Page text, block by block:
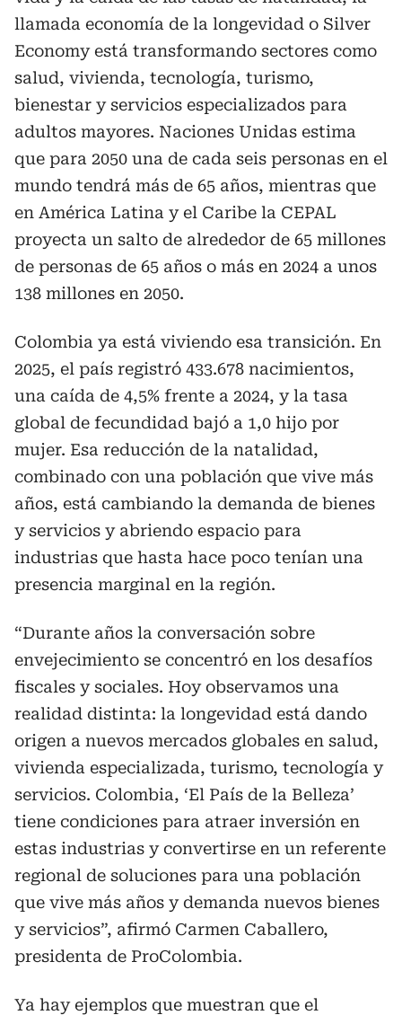
llamada economía de la longevidad o Silver
Economy está transformando sectores como
salud, vivienda, tecnología, turismo,
bienestar y servicios especializados para
adultos mayores. Naciones Unidas estima
que para 2050 una de cada seis personas en el
mundo tendrá más de 65 años, mientras que
en América Latina y el Caribe la CEPAL
proyecta un salto de alrededor de 65 millones
de personas de 65 años o más en 2024 a unos
138 millones en 2050.
Colombia ya está viviendo esa transición. En
2025, el país registró 433.678 nacimientos,
una caída de 4,5% frente a 2024, y la tasa
global de fecundidad bajó a 1,0 hijo por
mujer. Esa reducción de la natalidad,
combinado con una población que vive más
años, está cambiando la demanda de bienes
y servicios y abriendo espacio para
industrias que hasta hace poco tenían una
presencia marginal en la región.
“Durante años la conversación sobre
envejecimiento se concentró en los desafíos
fiscales y sociales. Hoy observamos una
realidad distinta: la longevidad está dando
origen a nuevos mercados globales en salud,
vivienda especializada, turismo, tecnología y
servicios. Colombia, ‘El País de la Belleza’
tiene condiciones para atraer inversión en
estas industrias y convertirse en un referente
regional de soluciones para una población
que vive más años y demanda nuevos bienes
y servicios”, afirmó Carmen Caballero,
presidenta de ProColombia.
Ya hay ejemplos que muestran que el